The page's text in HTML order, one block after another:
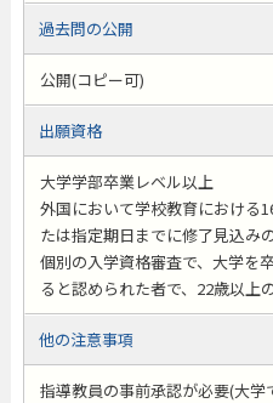
過去問の公開
公開(コピー可)
出願資格
大学学部卒業レベル以上
外国において学校教育における
たは指定期日までに修了見込み
個別の入学資格審査で、大学を
ると認められた者で、22歳以上
他の注意事項
指導教員の事前承認が必要(大学